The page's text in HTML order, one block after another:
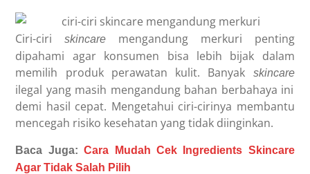
Ciri-ciriskincare
mengandung merkuri penting
dipahami agar konsumen bisa lebih bijak dalam
memilih produk perawatan kulit. Banyak skincare
ilegal yang masih mengandung bahan berbahaya ini
demi hasil cepat. Mengetahui ciri-cirinya membantu
mencegah risiko kesehatan yang tidak diinginkan.
Baca Juga:Cara Mudah Cek Ingredients Skincare
Agar Tidak Salah Pilih